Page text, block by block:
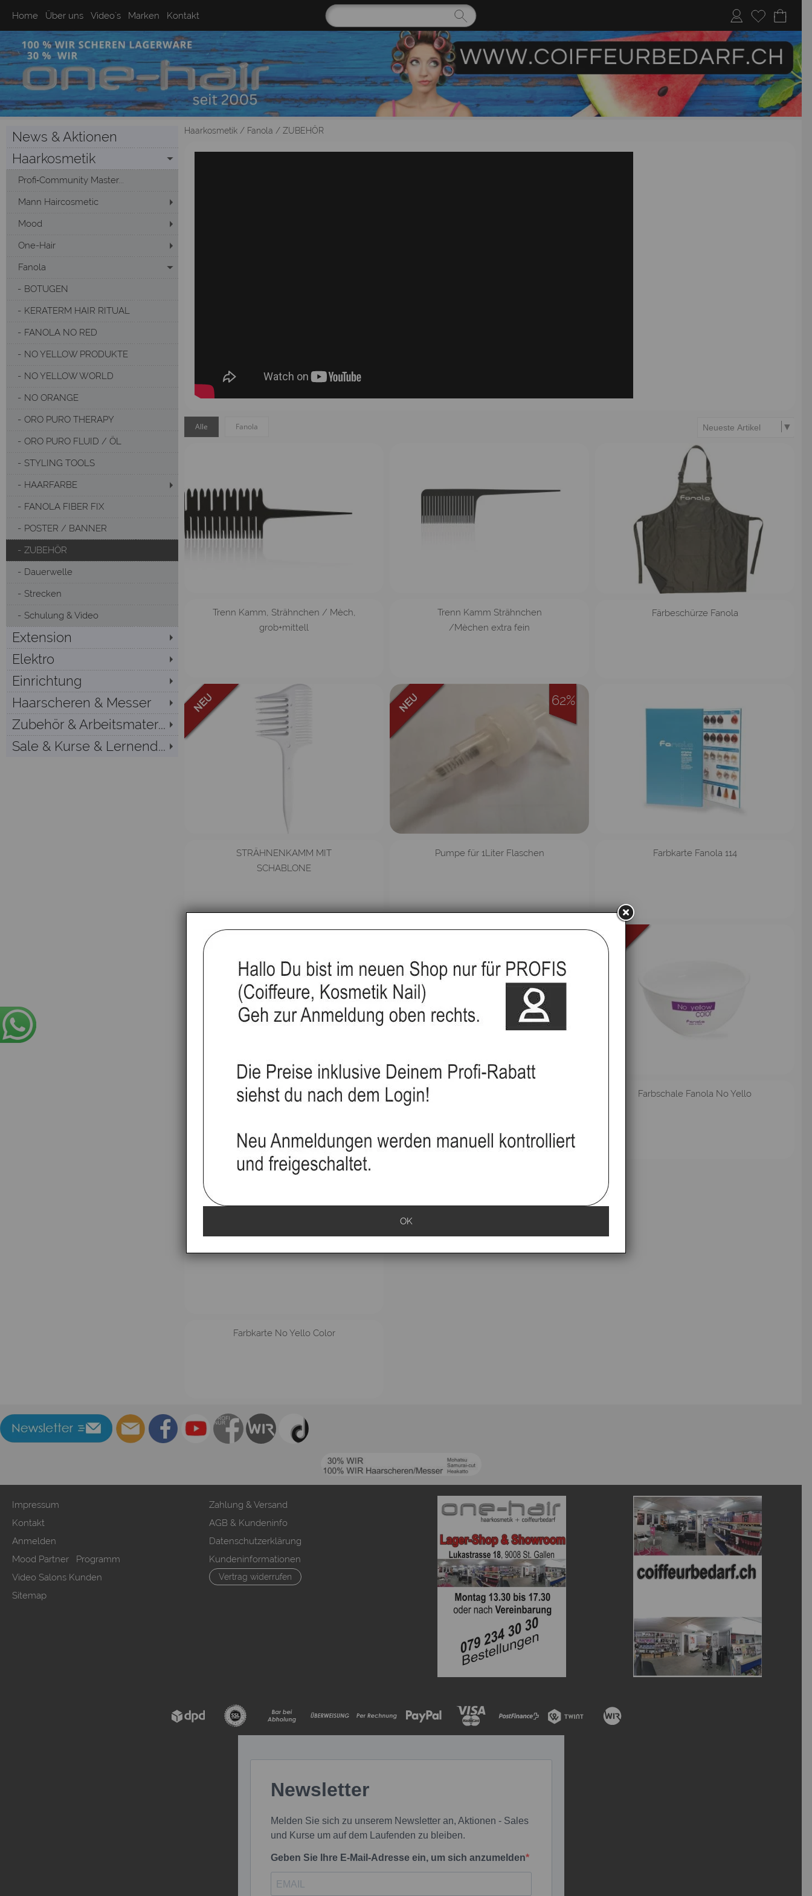
Home Über uns Video`s Marken Kontakt
News & Aktionen
Haarkosmetik
Profi‑Community Master...
Mann Haircosmetic
Mood
One-Hair
Fanola
BOTUGEN
KERATERM HAIR RITUAL
FANOLA NO RED
NO YELLOW PRODUKTE
NO YELLOW WORLD
NO ORANGE
ORO PURO THERAPY
ORO PURO FLUID / ÖL
STYLING TOOLS
HAARFARBE
FANOLA FIBER FIX
POSTER / BANNER
ZUBEHÖR
Dauerwelle
Strecken
Schulung & Video
Extension
Elektro
Einrichtung
Haarscheren & Messer
Zubehör & Arbeitsmater...
Sale & Kurse & Lernend...
Haarkosmetik / Fanola / ZUBEHÖR
Alle Fanola
Trenn Kamm, Strähnchen / Mèch,
grob+mittell
Trenn Kamm Strähnchen
/Mèchen extra fein
Färbeschürze Fanola
STRÄHNENKAMM MIT
SCHABLONE
Pumpe für 1Liter Flaschen
62%
Farbkarte Fanola 114
Messbecher , 100 ml Farbschale Fanola No Yello
Farbkarte No Yello Color
Impressum
Kontakt
Anmelden
Mood Partner Programm
Video Salons Kunden
Sitemap
Zahlung & Versand
AGB & Kundeninfo
Datenschutzerklärung
Kundeninformationen
Vertrag widerrufen
OK